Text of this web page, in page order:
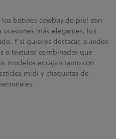
botines cowboy de piel con
más elegantes, los
Y si quieres destacar, puedes
o texturas combinadas que
modelos encajan tanto con
midi y chaquetas de